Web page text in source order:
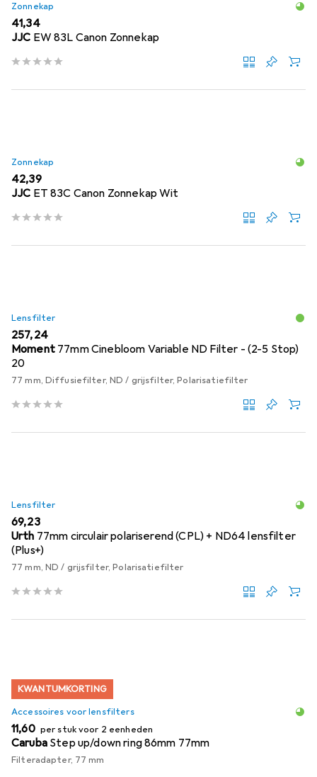
Zonnekap
EUR
41,34
JJC EW 83L Canon Zonnekap
Zonnekap
EUR
42,39
JJC ET 83C Canon Zonnekap Wit
Lensfilter
EUR
257,24
Moment 77mm Cinebloom Variable ND Filter - (2-5 Stop)
20
77 mm, Diffusiefilter, ND / grijsfilter, Polarisatiefilter
Lensfilter
EUR
69,23
Urth 77mm circulair polariserend (CPL) + ND64 lensfilter
(Plus+)
77 mm, ND / grijsfilter, Polarisatiefilter
KWANTUMKORTING
Accessoires voor lensfilters
EUR
11,60 per stuk voor 2 eenheden
Caruba Step up/down ring 86mm 77mm
Filteradapter, 77 mm